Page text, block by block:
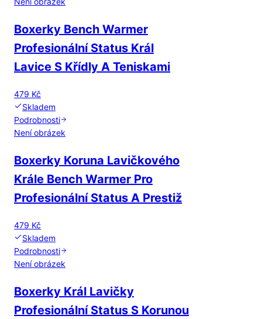
Boxerky Bench Warmer
Profesionální Status Král
Lavice S Křídly A Teniskami
479 Kč
Skladem
Podrobnosti
Není obrázek
Boxerky Koruna Lavičkového
Krále Bench Warmer Pro
Profesionální Status A Prestiž
479 Kč
Skladem
Podrobnosti
Není obrázek
Boxerky Král Lavičky
Profesionální Status S Korunou